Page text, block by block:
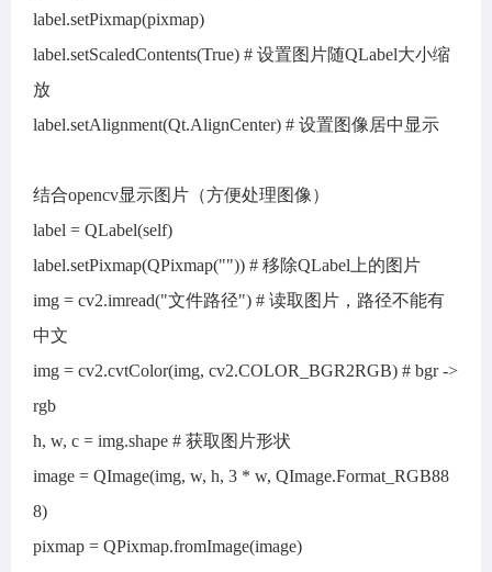
label.setPixmap(pixmap)
label.setScaledContents(True) # 设置图片随QLabel大小缩
放
label.setAlignment(Qt.AlignCenter) # 设置图像居中显示
结合opencv显示图片（方便处理图像）
label = QLabel(self)
label.setPixmap(QPixmap("")) # 移除QLabel上的图片
img = cv2.imread("文件路径") # 读取图片，路径不能有
中文
img = cv2.cvtColor(img, cv2.COLOR_BGR2RGB) # bgr ->
rgb
h, w, c = img.shape # 获取图片形状
image = QImage(img, w, h, 3 * w, QImage.Format_RGB88
8)
pixmap = QPixmap.fromImage(image)